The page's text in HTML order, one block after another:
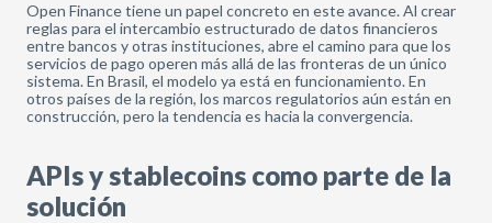
Open Finance tiene un papel concreto en este avance. Al crear
reglas para el intercambio estructurado de datos financieros
entre bancos y otras instituciones, abre el camino para que los
servicios de pago operen más allá de las fronteras de un único
sistema. En Brasil, el modelo ya está en funcionamiento. En
otros países de la región, los marcos regulatorios aún están en
construcción, pero la tendencia es hacia la convergencia.
APIs y stablecoins como parte de la
solución